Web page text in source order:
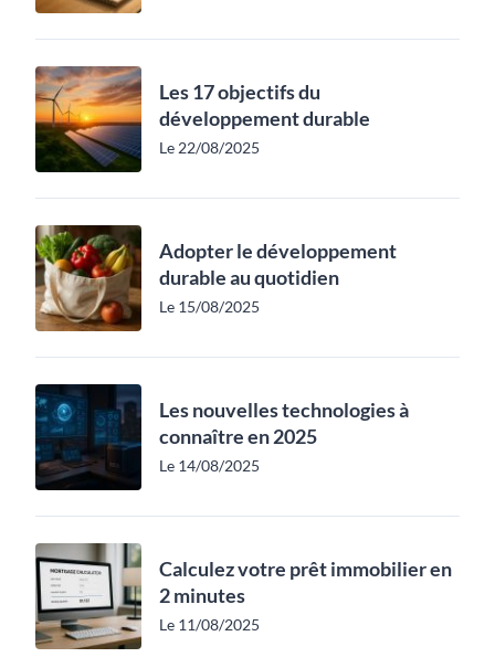
Les 17 objectifs du
développement durable
Le 22/08/2025
Adopter le développement
durable au quotidien
Le 15/08/2025
Les nouvelles technologies à
connaître en 2025
Le 14/08/2025
Calculez votre prêt immobilier en
2 minutes
Le 11/08/2025